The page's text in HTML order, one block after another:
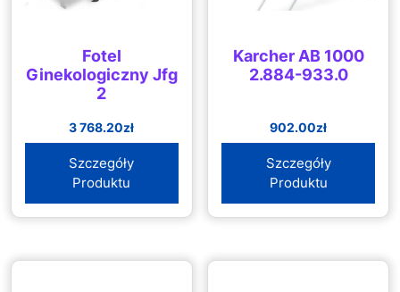
Fotel
Ginekologiczny Jfg
2
3 768.20zł
Szczegóły
Produktu
Karcher AB 1000
2.884-933.0
902.00zł
Szczegóły
Produktu